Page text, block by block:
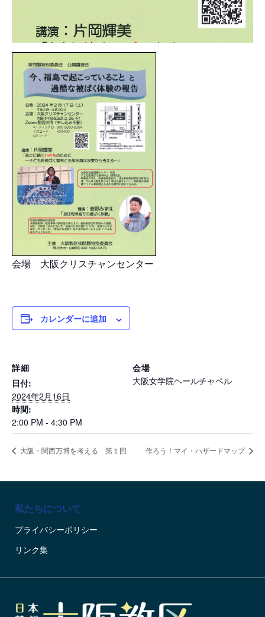
会場 大阪クリスチャンセンター
カレンダーに追加
詳細
日付:
2024年2月16日
時間:
2:00 PM - 4:30 PM
会場
大阪女学院ヘールチャペル
大阪・関西万博を考える 第１回 作ろう！マイ・ハザードマップ
私たちについて
プライバシーポリシー
リンク集